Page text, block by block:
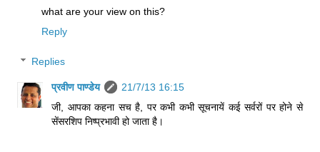
what are your view on this?
Reply
Replies
प्रवीण पाण्डेय
21/7/13 16:15
जी, आपका कहना सच है, पर कभी कभी सूचनायें कई सर्वरों पर होने से
सेंसरशिप निष्प्रभावी हो जाता है।